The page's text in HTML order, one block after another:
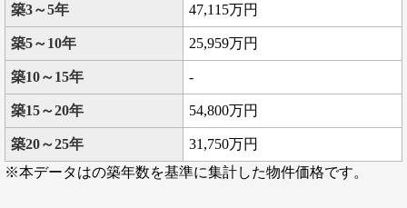
築3～5年 47,115万円
築5～10年 25,959万円
築10～15年 -
築15～20年 54,800万円
築20～25年
31,750万円
※本データはの築年数を基準に集計した物件価格です。